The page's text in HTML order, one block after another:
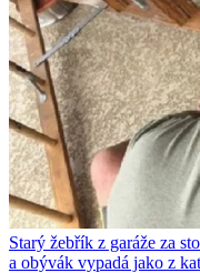
Starý žebřík z garáže za
a obývák vypadá jako z